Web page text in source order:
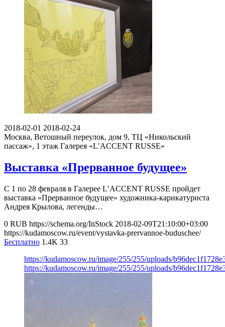
2018-02-01 2018-02-24
Москва, Ветошный переулок, дом 9, ТЦ «Никольский
пассаж», 1 этаж Галерея «L’ACCENT RUSSE»
Выставка «Прерванное будущее»
С 1 по 28 февраля в Галерее L’ACCENT RUSSE пройдет
выставка «Прерванное будущее» художника-карикатуриста
Андрея Крылова, легенды…
0 RUB https://schema.org/InStock 2018-02-09T21:10:00+03:00
https://kudamoscow.ru/event/vystavka-prervannoe-buduschee/
Бесплатно 1.4K 33
https://kudamoscow.ru/image/255/255/uploads/
https://kudamoscow.ru/image/255/255/uploads/